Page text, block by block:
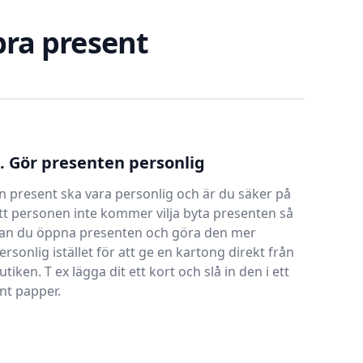
present
Gör presenten personlig
present ska vara personlig och är du säker på
personen inte kommer vilja byta presenten så
du öppna presenten och göra den mer
istället för att ge en kartong direkt från
T ex lägga dit ett kort och slå in den i ett
papper.